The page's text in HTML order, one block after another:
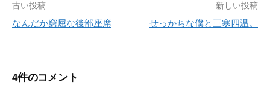
投
稿
ビ
古い投稿
なんだか窮屈な後部座席
新しい投稿
せっかちな僕と三寒四温。
4件のコメント